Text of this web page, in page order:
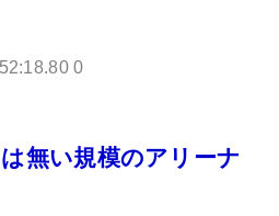
0
無い規模のアリーナ